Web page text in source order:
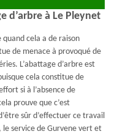
d’arbre à Le Pleynet
quand cela a de raison
de menace à provoqué de
L’abattage d’arbre est
cela constitue de
si à l’absence de
prouve que c’est
sûr d’effectuer ce travail
service de Gurvene vert et